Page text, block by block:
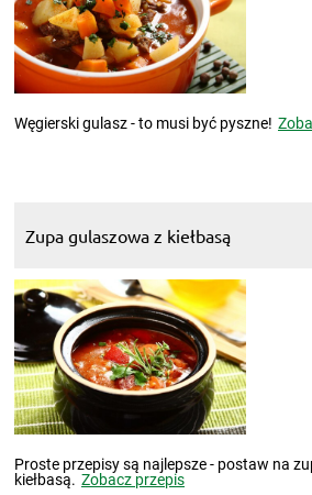
Węgierski gulasz - to musi być pyszne!
Zupa gulaszowa z kiełbasą
Proste przepisy są najlepsze - postaw na
kiełbasą. Zobacz przepis